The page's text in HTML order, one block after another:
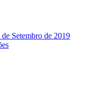
Setembro de 2019